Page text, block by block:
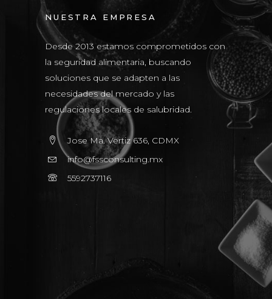
NUESTRA EMPRESA
Desde 2013 estamos comprometidos con
la seguridad alimentaria, buscando
soluciones que se adapten a las
necesidades del mercado y las
regulaciones locales de salubridad.
Jose Ma. Vertiz 636, CDMX
info@fssconsulting.mx
5592737116